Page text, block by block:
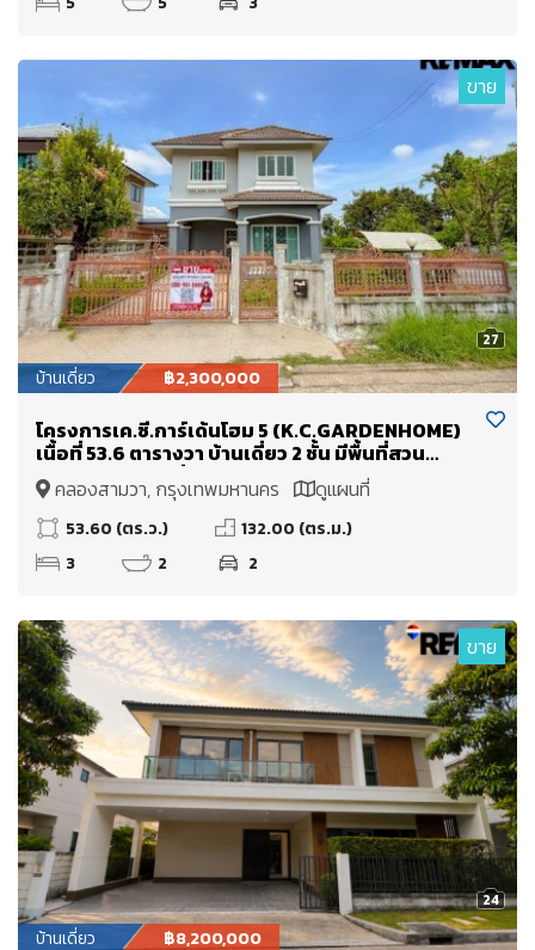
27
ขาย
บ้านเดี่ยว ฿2,300,000
โครงการเค.ซี.การ์เด้นโฮม 5 (K.C.GARDENHOME)
เนื้อที่ 53.6 ตารางวา บ้านเดี่ยว 2 ชั้น มีพื้นที่สวน
บริเวณรอบบ้าน สิ่งแวดล้อมดี
คลองสามวา, กรุงเทพมหานคร ดูแผนที่
53.60 (ตร.ว.)
132.00 (ตร.ม.)
3
2 2
24
ขาย
บ้านเดี่ยว ฿8,200,000